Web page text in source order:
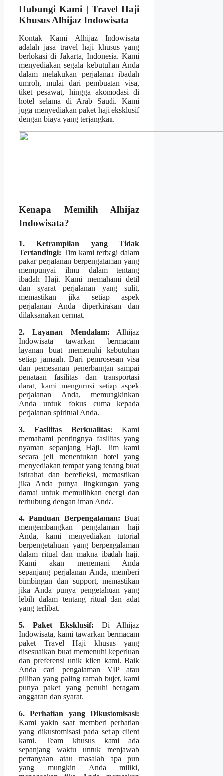
Hubungi Kami | Travel Haji
Khusus Alhijaz Indowisata
Kontak Kami Alhijaz Indowisata
adalah jasa travel haji khusus yang
berlokasi di Jakarta, Indonesia. Kami
menyediakan segala kebutuhan Anda
dalam melakukan perjalanan ibadah
umroh, mulai dari pembuatan visa,
tiket pesawat, hingga akomodasi di
hotel selama di Arab Saudi. Kami
juga menyediakan paket haji eksklusif
dengan biaya yang terjangkau.
Kenapa Memilih Alhijaz
Indowisata?
1. Ketrampilan yang Tidak
Tertandingi: Tim kami terbagi dalam
pakar perjalanan berpengalaman yang
mempunyai ilmu dalam tentang
ibadah Haji. Kami memahami detil
dan syarat perjalanan yang sulit,
memastikan jika setiap aspek
perjalanan Anda diperkirakan dan
dilaksanakan cermat.
2. Layanan Mendalam: Alhijaz
Indowisata tawarkan bermacam
layanan buat memenuhi kebutuhan
setiap jamaah. Dari pemrosesan visa
dan pemesanan penerbangan sampai
penataan fasilitas dan transportasi
darat, kami mengurusi setiap aspek
perjalanan Anda, memungkinkan
Anda untuk fokus cuma kepada
perjalanan spiritual Anda.
3. Fasilitas Berkualitas: Kami
memahami pentingnya fasilitas yang
nyaman sepanjang Haji. Tim kami
secara jeli menentukan hotel yang
menyediakan tempat yang tenang buat
istirahat dan berefleksi, memastikan
jika Anda punya lingkungan yang
damai untuk memulihkan energi dan
terhubung dengan iman Anda.
4. Panduan Berpengalaman: Buat
mengembangkan pengalaman haji
Anda, kami menyediakan tutorial
berpengetahuan yang berpengalaman
dalam ritual dan makna ibadah haji.
Kami akan menemani Anda
sepanjang perjalanan Anda, memberi
bimbingan dan support, memastikan
jika Anda punya pengetahuan yang
lebih dalam tentang ritual dan adat
yang terlibat.
5. Paket Eksklusif: Di Alhijaz
Indowisata, kami tawarkan bermacam
paket Travel Haji khusus yang
disesuaikan buat memenuhi keperluan
dan preferensi unik klien kami. Baik
Anda cari pengalaman VIP atau
pilihan yang paling ramah bujet, kami
punya paket yang penuhi beragam
anggaran dan syarat.
6. Perhatian yang Dikustomisasi:
Kami yakin saat memberi perhatian
yang dikustomisasi pada setiap client
kami. Team khusus kami ada
sepanjang waktu untuk menjawab
pertanyaan atau masalah apa pun
yang mungkin Anda miliki,